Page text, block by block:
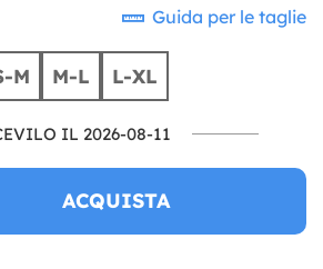
Guida per le taglie
M M-L L-XL
IL 2026-08-11
ACQUISTA